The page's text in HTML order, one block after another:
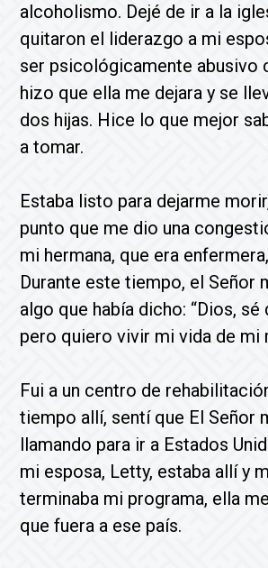
alcoholismo. Dejé de ir a la
quitaron el liderazgo a mi
ser psicológicamente abusivo
hizo que ella me dejara y se
dos hijas. Hice lo que mejor
a tomar.
Estaba listo para dejarme
punto que me dio una
mi hermana, que era
Durante este tiempo, el Señor
algo que había dicho: “Dios, sé
pero quiero vivir mi vida de mi
Fui a un centro de
tiempo allí, sentí que El Señor
llamando para ir a Estados
mi esposa, Letty, estaba allí y
terminaba mi programa, ella
que fuera a ese país.